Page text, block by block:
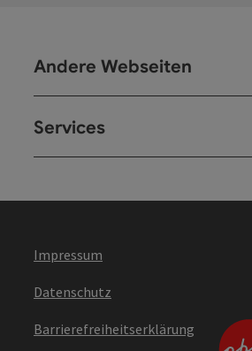
Andere Webseiten
Services
Impressum
Datenschutz
Barrierefreiheitserklärung